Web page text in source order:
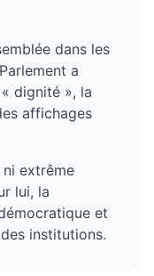
dans les
a
dignité », la
affichages
extrême
lui, la
et
institutions.